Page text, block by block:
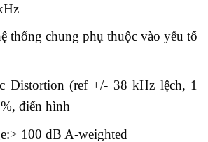
thống chung phụ thuộc vào yếu tố
Distortion (ref +/- 38 kHz lệch, 1
điển hình
100 dB A-weighted